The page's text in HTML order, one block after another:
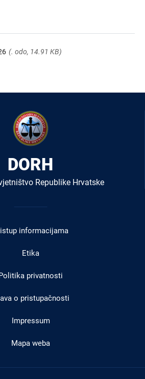
(. odo, 14.91 KB)
DORH
Republike Hrvatske
informacijama
Etika
privatnosti
o pristupačnosti
Impressum
Mapa weba